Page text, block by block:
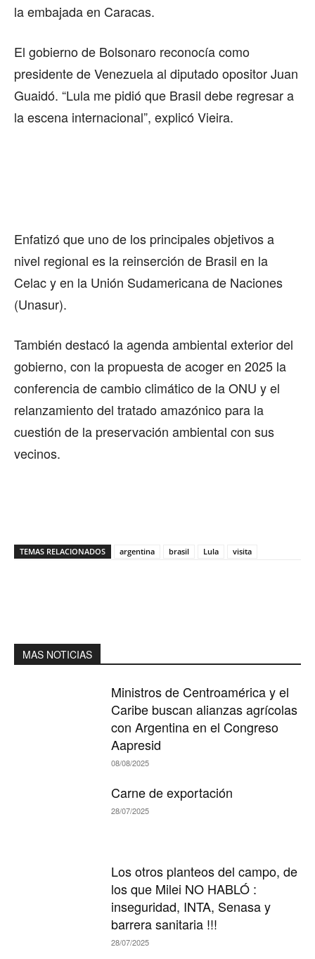
la embajada en Caracas.
El gobierno de Bolsonaro reconocía como
presidente de Venezuela al diputado opositor Juan
Guaidó. “Lula me pidió que Brasil debe regresar a
la escena internacional”, explicó Vieira.
Enfatizó que uno de los principales objetivos a
nivel regional es la reinserción de Brasil en la
Celac y en la Unión Sudamericana de Naciones
(Unasur).
También destacó la agenda ambiental exterior del
gobierno, con la propuesta de acoger en 2025 la
conferencia de cambio climático de la ONU y el
relanzamiento del tratado amazónico para la
cuestión de la preservación ambiental con sus
vecinos.
TEMAS RELACIONADOS argentina brasil Lula visita
MAS NOTICIAS
Ministros de Centroamérica y el
Caribe buscan alianzas agrícolas
con Argentina en el Congreso
Aapresid
08/08/2025
Carne de exportación
28/07/2025
Los otros planteos del campo, de
los que Milei NO HABLÓ :
inseguridad, INTA, Senasa y
barrera sanitaria !!!
28/07/2025